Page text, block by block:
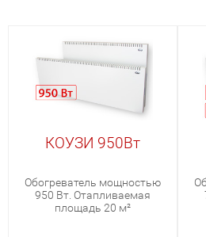
КОУЗИ 950Вт
Обогреватель мощностью
950 Вт. Отапливаемая
площадь 20 м²